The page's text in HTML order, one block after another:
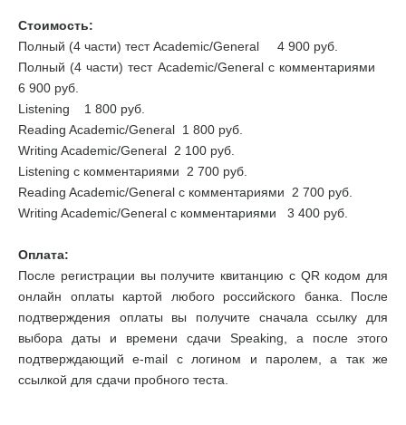
Стоимость:
Полный (4 части) тест Academic/General 4 900 руб.
Полный (4 части) тест Academic/General с комментариями
6 900 руб.
Listening 1 800 руб.
Reading Academic/General 1 800 руб.
Writing Academic/General 2 100 руб.
Listening с комментариями 2 700 руб.
Reading Academic/General с комментариями 2 700 руб.
Writing Academic/General с комментариями 3 400 руб.
Оплата:
После регистрации вы получите квитанцию с QR кодом для
онлайн оплаты картой любого российского банка. После
подтверждения оплаты вы получите сначала ссылку для
выбора даты и времени сдачи Speaking, а после этого
подтверждающий e-mail с логином и паролем, а так же
ссылкой для сдачи пробного теста.